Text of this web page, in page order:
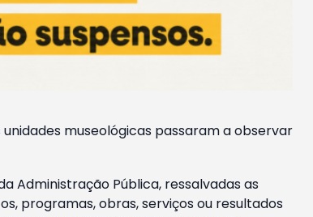
museológicas passaram a observar
Administração Pública, ressalvadas as
programas, obras, serviços ou resultados